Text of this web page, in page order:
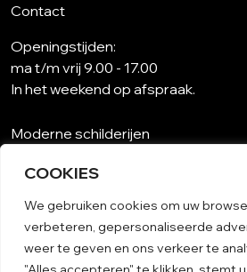
COOKIES
We gebruiken cookies om uw
verbeteren, gepersonaliseerde
weer te geven en ons verkeer te
Contact
Openingstijden:
ma t/m vrij 9.00 - 17.00
In het weekend op afspraak.
Moderne schilderijen
Kunst op maat
Schilderijen woonkamer
Unieke schilderijen
Kunst op papier
Schilderij woonkamer